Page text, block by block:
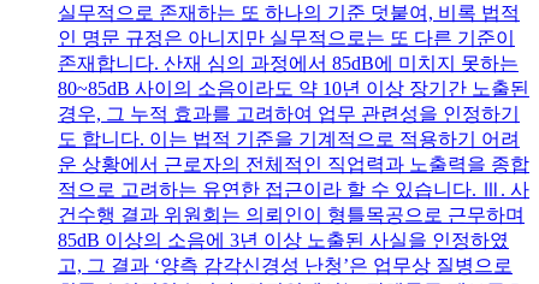
실무적으로 존재하는 또 하나의 기준 덧붙여, 비록 법적
인 명문 규정은 아니지만 실무적으로는 또 다른 기준이
존재합니다. 산재 심의 과정에서 85dB에 미치지 못하는
80~85dB 사이의 소음이라도 약 10년 이상 장기간 노출된
경우, 그 누적 효과를 고려하여 업무 관련성을 인정하기
도 합니다. 이는 법적 기준을 기계적으로 적용하기 어려
운 상황에서 근로자의 전체적인 직업력과 노출력을 종합
적으로 고려하는 유연한 접근이라 할 수 있습니다. Ⅲ. 사
건수행 결과 위원회는 의뢰인이 형틀목공으로 근무하며
85dB 이상의 소음에 3년 이상 노출된 사실을 인정하였
고, 그 결과 ‘양측 감각신경성 난청’은 업무상 질병으로